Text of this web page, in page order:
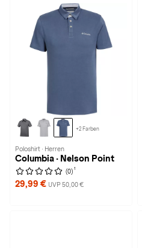
+2 Farben
Poloshirt · Herren
Columbia · Nelson Point
(0) 1
29,99 € UVP 50,00 €